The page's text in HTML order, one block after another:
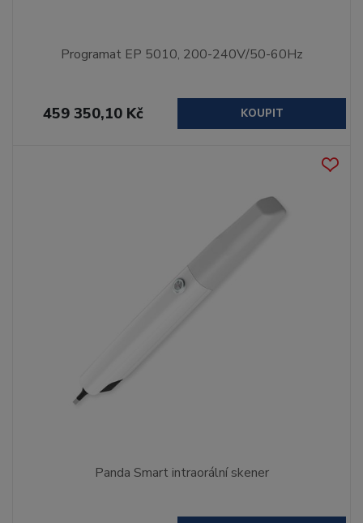
Programat EP 5010, 200-240V/50-60Hz
459 350,10 Kč KOUPIT
Panda Smart intraorální skener